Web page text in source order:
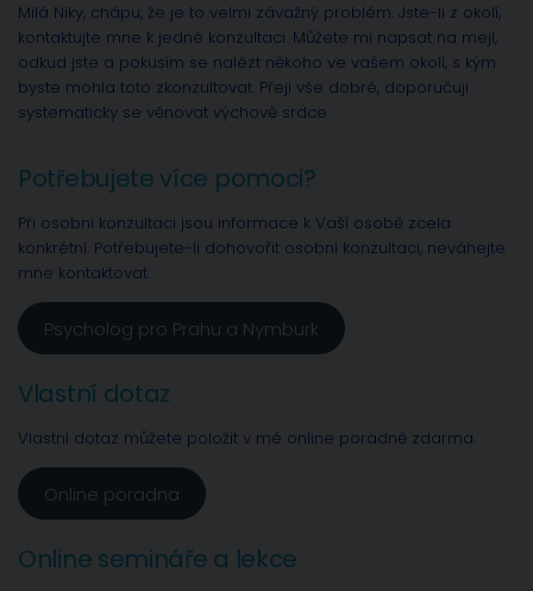
Milá Niky, chápu, že je to velmi závažný problém. Jste-li z okolí,
kontaktujte mne k jedné konzultaci. Můžete mi napsat na mejl,
odkud jste a pokusím se nalézt někoho ve vašem okolí, s kým
byste mohla toto zkonzultovat. Přeji vše dobré, doporučuji
systematicky se věnovat výchově srdce.
Potřebujete více pomoci?
Při osobní konzultaci jsou informace k Vaší osobě zcela
konkrétní. Potřebujete-li dohovořit osobní konzultaci, neváhejte
mne kontaktovat.
Psycholog pro Prahu a Nymburk
Vlastní dotaz
Vlastní dotaz můžete položit v mé online poradně zdarma.
Online poradna
Online semináře a lekce